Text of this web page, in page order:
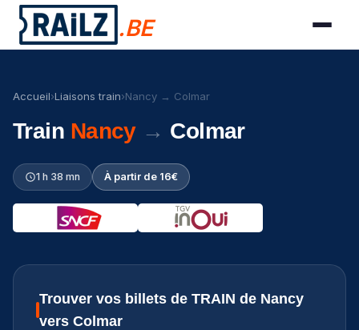
.BE
Accueil›Liaisons train›Nancy → Colmar
Train Nancy → Colmar
1 h 38 mn À partir de 16€
Trouver vos billets de TRAIN de Nancy
vers Colmar